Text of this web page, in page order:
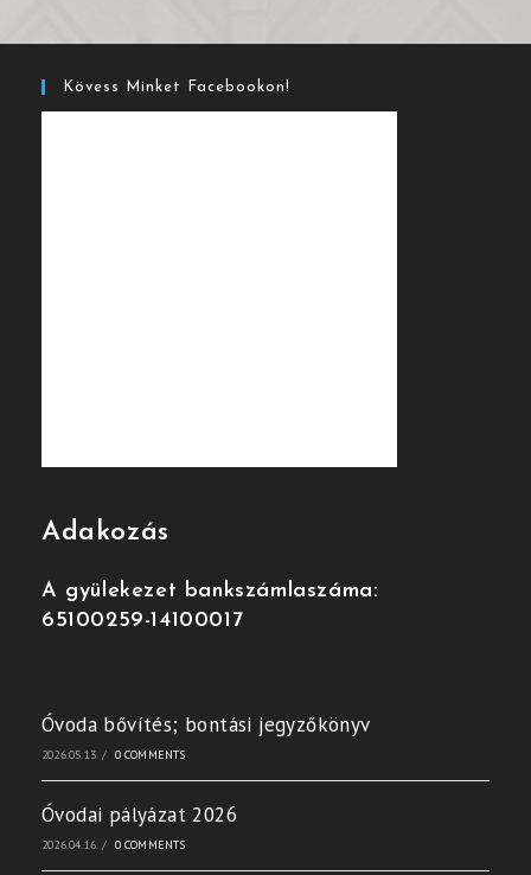
Kövess Minket Facebookon!
Adakozás
A gyülekezet bankszámlaszáma:
65100259-14100017
Óvoda bővítés; bontási jegyzőkönyv
2026.05.13. / 0 COMMENTS
Óvodai pályázat 2026
2026.04.16. / 0 COMMENTS